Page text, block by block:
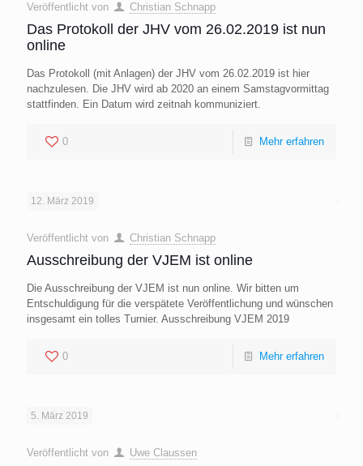
Veröffentlicht von Christian Schnapp
Das Protokoll der JHV vom 26.02.2019 ist nun
online
Das Protokoll (mit Anlagen) der JHV vom 26.02.2019 ist hier
nachzulesen. Die JHV wird ab 2020 an einem Samstagvormittag
stattfinden. Ein Datum wird zeitnah kommuniziert.
0 Mehr erfahren
12. März 2019
Veröffentlicht von Christian Schnapp
Ausschreibung der VJEM ist online
Die Ausschreibung der VJEM ist nun online. Wir bitten um
Entschuldigung für die verspätete Veröffentlichung und wünschen
insgesamt ein tolles Turnier. Ausschreibung VJEM 2019
0 Mehr erfahren
5. März 2019
Veröffentlicht von Uwe Claussen